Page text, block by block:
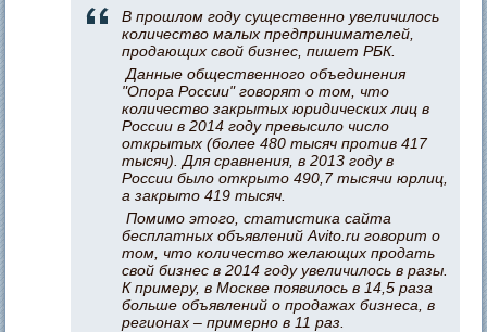
В прошлом году существенно увеличилось
количество малых предпринимателей,
продающих свой бизнес, пишет РБК.
Данные общественного объединения
"Опора России" говорят о том, что
количество закрытых юридических лиц в
России в 2014 году превысило число
открытых (более 480 тысяч против 417
тысяч). Для сравнения, в 2013 году в
России было открыто 490,7 тысячи юрлиц,
а закрыто 419 тысяч.
Помимо этого, статистика сайта
бесплатных объявлений Avito.ru говорит о
том, что количество желающих продать
свой бизнес в 2014 году увеличилось в разы.
К примеру, в Москве появилось в 14,5 раза
больше объявлений о продажах бизнеса, в
регионах – примерно в 11 раз.